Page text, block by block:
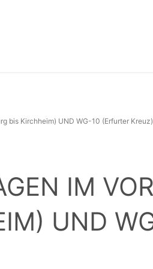
bis Kirchheim) UND WG-10 (Erfurter Kreuz)
IM
UND